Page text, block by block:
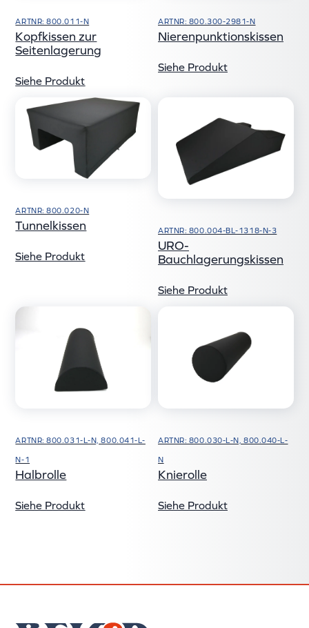
ARTNR: 800.011-N
Kopfkissen zur
Seitenlagerung
Siehe Produkt
ARTNR: 800.300-2981-N
Nierenpunktionskissen
Siehe Produkt
ARTNR: 800.020-N
Tunnelkissen
Siehe Produkt
ARTNR: 800.004-BL-1318-N-3
URO-
Bauchlagerungskissen
Siehe Produkt
ARTNR: 800.031-L-N, 800.041-L-
N-1
Halbrolle
Siehe Produkt
ARTNR: 800.030-L-N, 800.040-L-
N
Knierolle
Siehe Produkt